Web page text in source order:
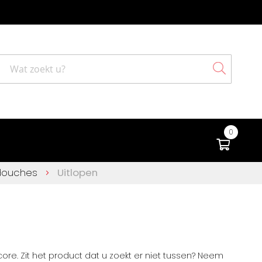
Search
0
Uitlopen
Zit het product dat u zoekt er niet tussen? Neem